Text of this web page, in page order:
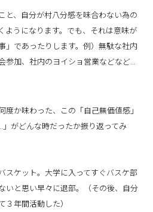
と、自分が村八分感を味合わない為の
ようになります。でも、それは意味が
」であったりします。例）無駄な社内
加、社内のヨイショ営業などなど...
か味わった、この「自己無価値感」
」がどんな時だったか振り返ってみ
スケット。大学に入ってすぐバスケ部
いと思い早々に退部。（その後、自分
年間活動した）